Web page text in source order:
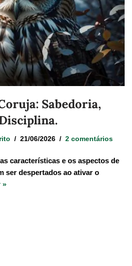
Sabedoria,
21/06/2026 2 comentários
características e os aspectos de
ser despertados ao ativar o
»